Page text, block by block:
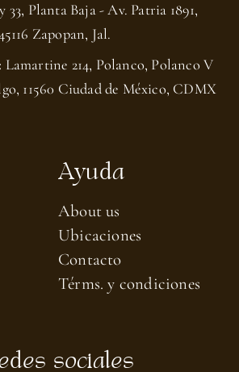
33, Planta Baja - Av. Patria 1891,
Zapopan, Jal.
Lamartine 214, Polanco, Polanco V
11560 Ciudad de México, CDMX
Ayuda
About us​
Ubicaciones
Contacto
Térms. y condiciones
sociales